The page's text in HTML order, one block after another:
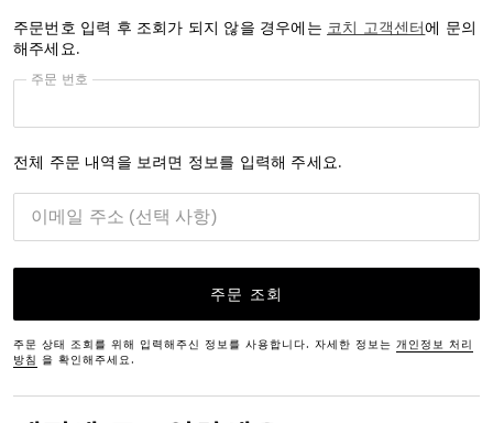
주문번호 입력 후 조회가 되지 않을 경우에는 코치 고객센터에 문의
해주세요.
주문 번호
전체 주문 내역을 보려면 정보를 입력해 주세요.
이메일 주소 (선택 사항)
주문 조회
주문 상태 조회를 위해 입력해주신 정보를 사용합니다. 자세한 정보는 개인정보 처리
방침 을 확인해주세요.